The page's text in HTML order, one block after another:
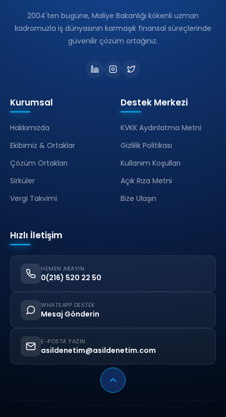
2004'ten bugüne, Maliye Bakanlığı kökenli uzman
kadromuzla iş dünyasının karmaşık finansal süreçlerinde
güvenilir çözüm ortağınız.
Kurumsal
Hakkımızda
Ekibimiz & Ortaklar
Çözüm Ortakları
Sirküler
Vergi Takvimi
Destek Merkezi
KVKK Aydınlatma Metni
Gizlilik Politikası
Kullanım Koşulları
Açık Rıza Metni
Bize Ulaşın
Hızlı İletişim
HEMEN ARAYIN
0(216) 520 22 50
WHATSAPP DESTEK
Mesaj Gönderin
E-POSTA YAZIN
asildenetim@asildenetim.com